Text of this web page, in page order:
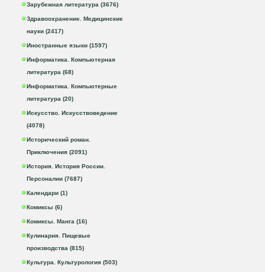
Зарубежная литература (3676)
Здравоохранение. Медицинские
науки (2417)
Иностранные языки (1597)
Информатика. Компьютерная
литература (68)
Информатика. Компьютерные
литература (20)
Искусство. Искусствоведение
(4078)
Исторический роман.
Приключения (2091)
История. История России.
Персоналии (7687)
Календари (1)
Комиксы (6)
Комиксы. Манга (16)
Кулинария. Пищевые
производства (815)
Культура. Культурология (503)